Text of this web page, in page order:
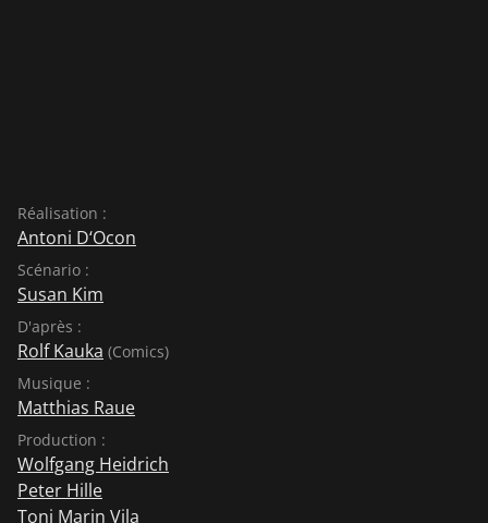
Réalisation :
Antoni D‘Ocon
Scénario :
Susan Kim
D'après :
Rolf Kauka (Comics)
Musique :
Matthias Raue
Production :
Wolfgang Heidrich
Peter Hille
Toni Marin Vila